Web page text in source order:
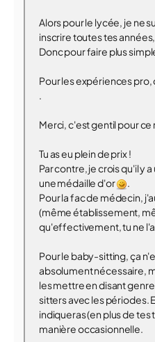
Alors pour le lycée, je ne
inscrire toutes tes
Donc pour faire plus
Pour les expériences pro,
.
Merci, c'est gentil pour ce
Tu as eu plein de prix !
Par contre, je crois qu'il y
une médaille d'or
.
Pour la fac de médecin,
(même établissement,
qu'effectivement, tu ne
Pour le baby-sitting, ça
absolument nécessaire,
les mettre en disant
sitters avec les périodes.
indiqueras (en plus de tes
manière occasionnelle.